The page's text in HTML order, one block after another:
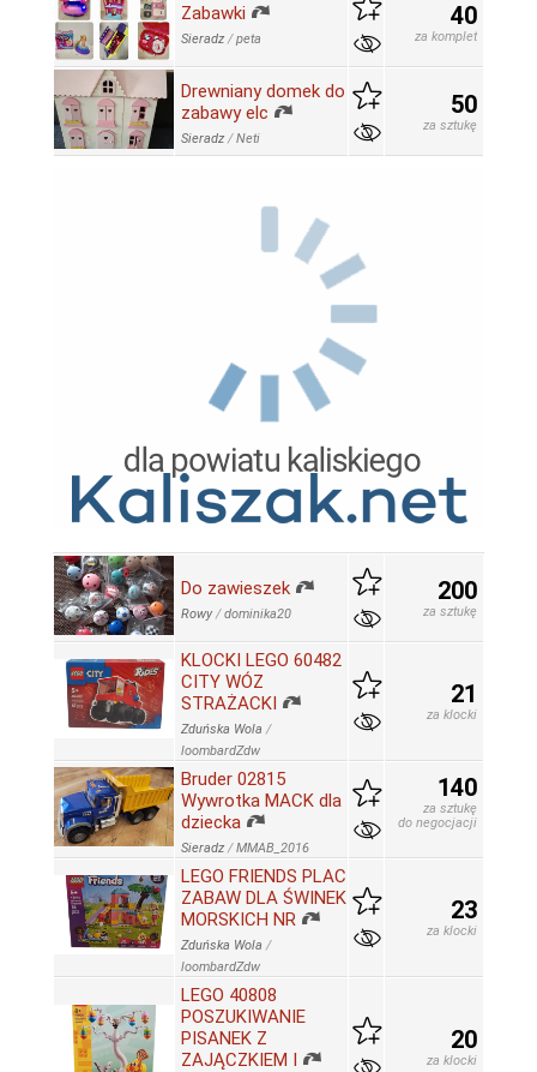
Zabawki
Sieradz /peta
40
za komplet
Drewniany domek do
zabawy elc
Sieradz /Neti
50
za sztukę
Do zawieszek
Rowy /dominika20
200
za sztukę
KLOCKI LEGO 60482
CITY WÓZ
STRAŻACKI
Zduńska Wola /
loombardZdw
21
za klocki
Bruder 02815
Wywrotka MACK dla
dziecka
Sieradz /MMAB_2016
140
za sztukę
do negocjacji
LEGO FRIENDS PLAC
ZABAW DLA ŚWINEK
MORSKICH NR
Zduńska Wola /
loombardZdw
23
za klocki
LEGO 40808
POSZUKIWANIE
PISANEK Z
ZAJĄCZKIEM I
20
za klocki